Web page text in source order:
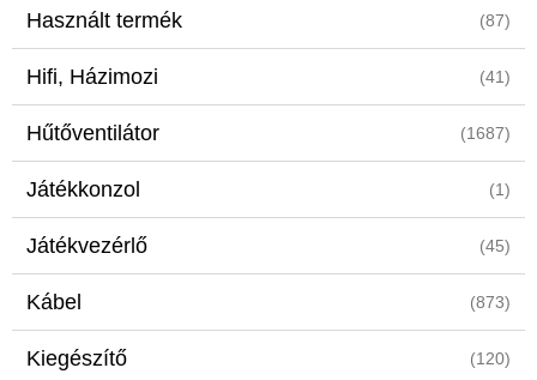
Használt termék (87)
Hifi, Házimozi (41)
Hűtőventilátor (1687)
Játékkonzol (1)
Játékvezérlő (45)
Kábel (873)
Kiegészítő (120)